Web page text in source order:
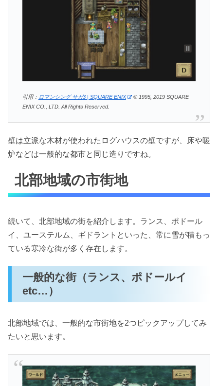
引用： ロマンシング サガ3 | SQUARE ENIX
© 1995, 2019 SQUARE
ENIX CO., LTD. All Rights Reserved.
壁は立派な木材が使われたログハウスの壁ですが、床や暖
炉などは一般的な都市と同じ造りですね。
北部地域の市街地
続いて、北部地域の街を紹介します。ランス、ポドール
イ、ユーステルム、ギドラントといった、常に雪が積もっ
ている寒冷な街が多く存在します。
一般的な街（ランス、ポドールイ
etc…）
北部地域では、一般的な市街地を2つピックアップしてみ
たいと思います。